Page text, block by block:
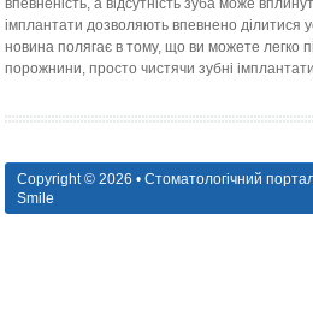
впевненість, а відсутність зуба може
імплантати дозволяють впевнено
новина полягає в тому, що ви можете легко
порожнини, просто чистячи зубні
Copyright © 2026 • Стоматологічний
Smile